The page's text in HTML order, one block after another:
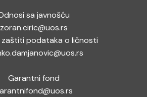
sa javnošću
zoran.ciric@uos.rs
zaštiti podataka o ličnosti
Garantni fond